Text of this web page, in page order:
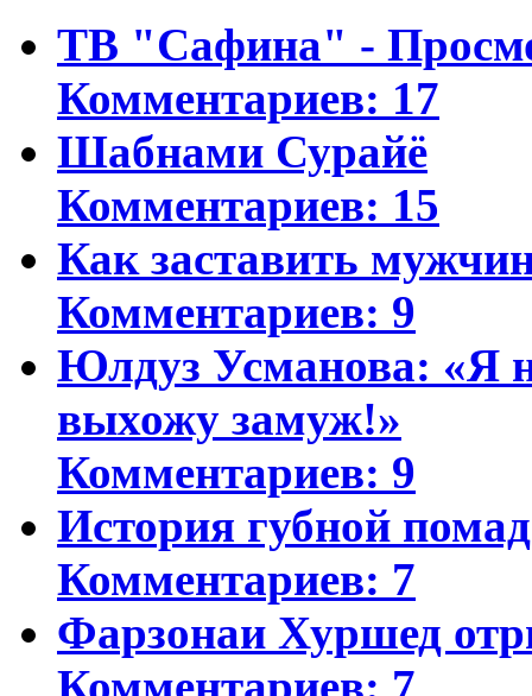
ТВ "Сафина" -
Комментариев: 17
Шабнами Сурайё
Комментариев: 15
Как заставить
Комментариев: 9
Юлдуз Усманова: «Я
выхожу замуж!»
Комментариев: 9
История губной
Комментариев: 7
Фарзонаи Хуршед